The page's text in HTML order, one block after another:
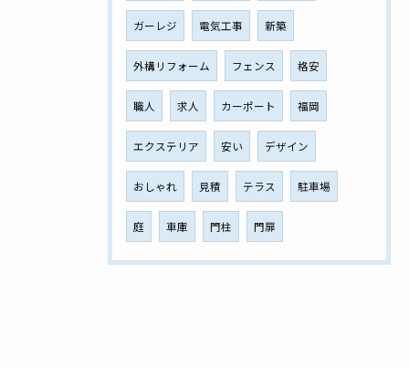
ガーレジ 電気工事 新築
外構リフォーム フェンス 格安
職人 求人 カーポート 福岡
エクステリア 安い デザイン
おしゃれ 見積 テラス 駐車場
庭 車庫 門柱 門扉